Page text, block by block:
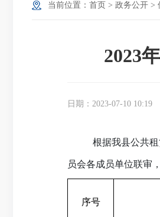
当前位置： 首页 > 政务公开 >
2023
日期：2023-07-10 10:19
根据我县公共
员会各成员单位联审
序号